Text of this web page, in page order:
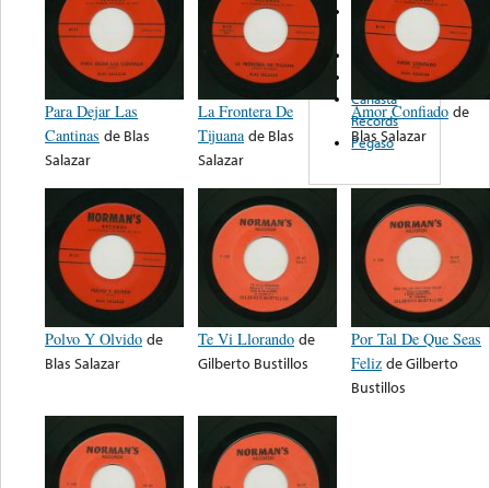
Para Dejar Las
Cantinas de Blas
Salazar
La Frontera De
Tijuana de Blas
Salazar
Amor Confiado de
Blas Salazar
Polvo Y Olvido de
Blas Salazar
Te Vi Llorando de
Gilberto Bustillos
Por Tal De Que Seas
Feliz deGilberto
Bustillos
Garu
Records
Marsol
Del Rio - SA
Canasta
Records
Pegaso